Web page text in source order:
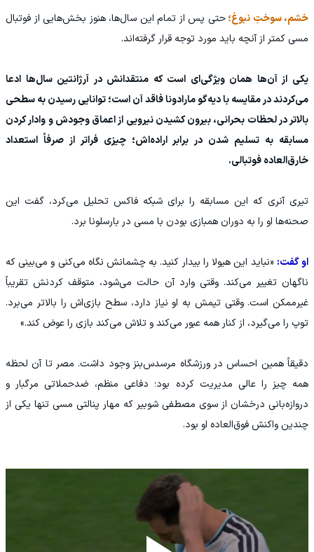
خشم، سوختِ نبوغ؛حتی پس از تمام این سال‌ها، هنوز بخش‌هایی از فوتبال
مسی کمتر از آنچه باید مورد توجه قرار گرفته‌اند.
یکی از آن‌ها همان ویژگی‌ای است که منتقدانش در آرژانتین سال‌ها ادعا
می‌کردند در مقایسه با دیه‌گو مارادونا فاقد آن است؛ توانایی رسیدن به سطحی
بالاتر در لحظات بحرانی، بیرون کشیدن نیرویی از اعماق وجودش و وادار کردن
مسابقه به تسلیم شدن در برابر اراده‌اش؛ چیزی فراتر از صرفاً استعداد
خارق‌العاده فوتبالی.
تیری آنری که این مسابقه را برای شبکه فاکس تحلیل می‌کرد، گفت این
صحنه‌ها او را به دوران همبازی بودن با مسی در بارسلونا برد.
او گفت: «نباید این هیولا را بیدار کنید. به چشمانش نگاه می‌کنی و می‌بینی که
ناگهان تغییر می‌کند. وقتی وارد آن حالت می‌شود، متوقف کردنش تقریباً
غیرممکن است. وقتی تیمش به او نیاز دارد، سطح بازی‌اش را بالاتر می‌برد.
توپ را می‌گیرد، از کنار همه عبور می‌کند و تلاش می‌کند بازی را عوض کند.»
دقیقاً همین احساس در ورزشگاه مرسدس‌بنز وجود داشت. مصر تا آن لحظه
همه چیز را عالی مدیریت کرده بود؛ دفاعی منظم، ضدحملاتی مرگبار و
دروازه‌بانی درخشان از سوی مصطفی شوبیر که مهار پنالتی مسی تنها یکی از
چندین واکنش فوق‌العاده او بود.